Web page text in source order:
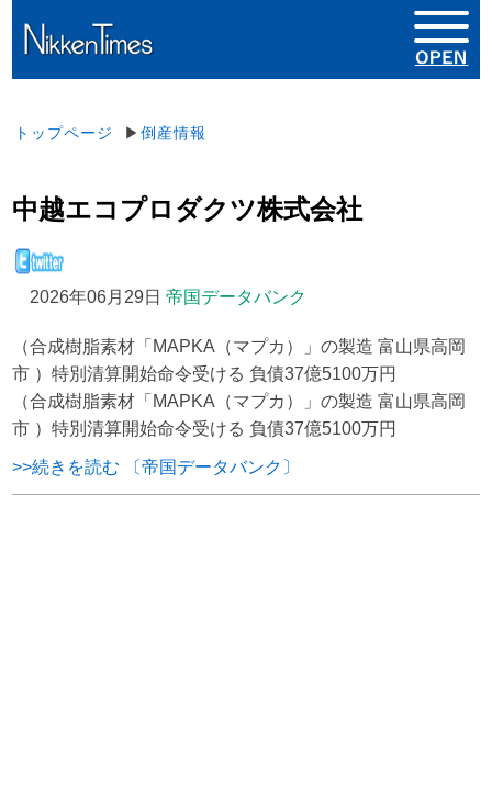
トップページ ▶倒産情報
中越エコプロダクツ株式会社
2026年06月29日 帝国データバンク
（合成樹脂素材「MAPKA（マプカ）」の製造 富山県高岡
市 ）特別清算開始命令受ける 負債37億5100万円
（合成樹脂素材「MAPKA（マプカ）」の製造 富山県高岡
市 ）特別清算開始命令受ける 負債37億5100万円
>>続きを読む 〔帝国データバンク〕